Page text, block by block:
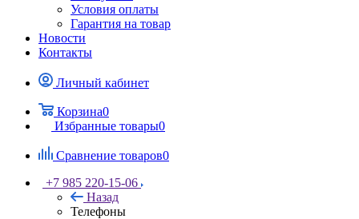
Условия оплаты
Гарантия на товар
Новости
Контакты
Личный кабинет
Корзина0
Избранные товары0
Сравнение товаров0
+7 985 220-15-06
Назад
Телефоны